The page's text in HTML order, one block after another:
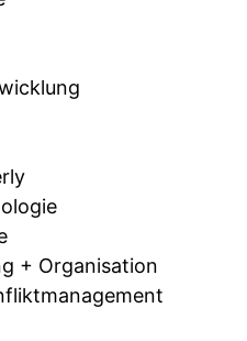
+ Organisation